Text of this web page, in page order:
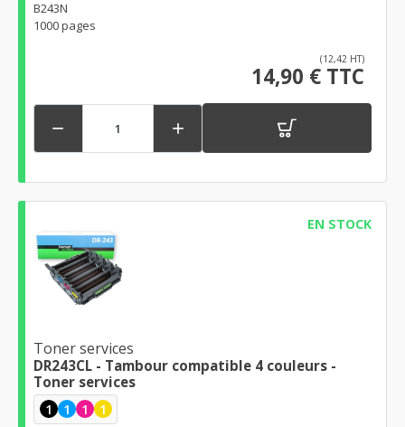
B243N
1000 pages
(12,42 HT)
14,90 € TTC
 
EN STOCK
Toner services
DR243CL - Tambour compatible 4 couleurs -
Toner services
1 1 1 1